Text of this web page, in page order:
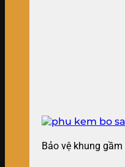
Bảo vệ khung